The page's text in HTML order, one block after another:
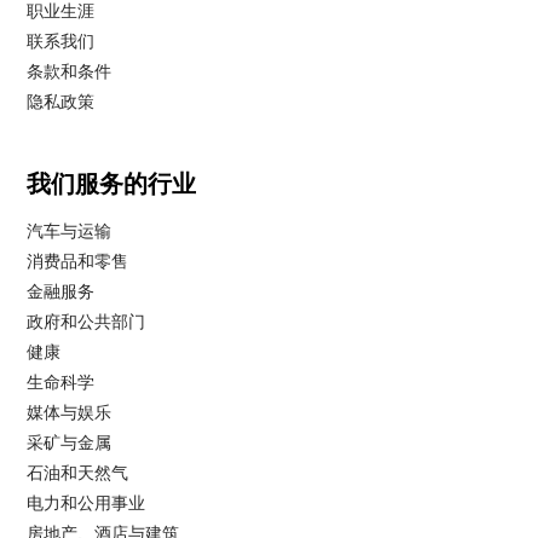
职业生涯
联系我们
条款和条件
隐私政策
我们服务的行业
汽车与运输
消费品和零售
金融服务
政府和公共部门
健康
生命科学
媒体与娱乐
采矿与金属
石油和天然气
电力和公用事业
房地产、酒店与建筑